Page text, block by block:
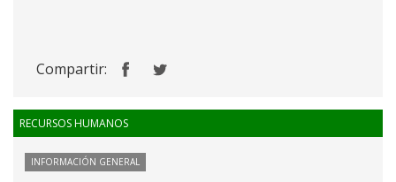
Compartir:
RECURSOS HUMANOS
INFORMACIÓN GENERAL